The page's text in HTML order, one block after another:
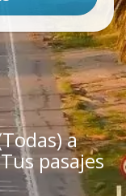
a
pasajes